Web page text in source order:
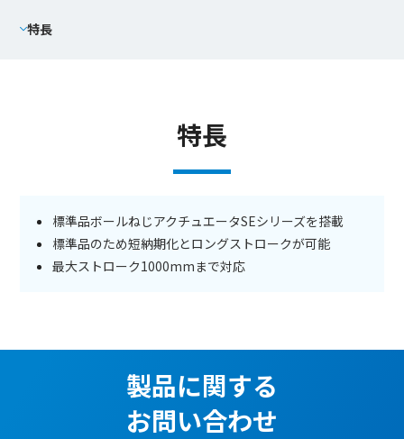
特長
特長
標準品ボールねじアクチュエータSEシリーズを搭載
標準品のため短納期化とロングストロークが可能
最大ストローク1000mmまで対応
製品に関する
お問い合わせ